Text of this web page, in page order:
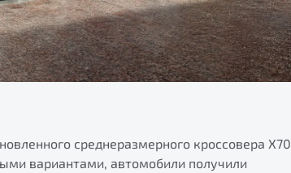
среднеразмерного кроссовера X70.
вариантами, автомобили получили